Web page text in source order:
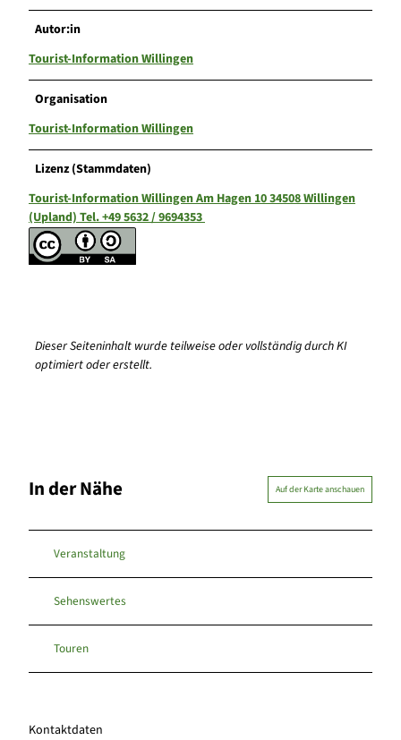
Autor:in
Tourist-Information Willingen
Organisation
Tourist-Information Willingen
Lizenz (Stammdaten)
Tourist-Information Willingen Am Hagen 10 34508 Willingen
(Upland) Tel. +49 5632 / 9694353
Dieser Seiteninhalt wurde teilweise oder vollständig durch KI
optimiert oder erstellt.
In der Nähe Auf der Karte anschauen
Veranstaltung
Sehenswertes
Touren
Kontaktdaten